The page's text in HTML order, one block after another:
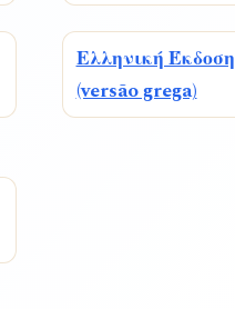
Ελληνική Έκδοση
(versão grega)